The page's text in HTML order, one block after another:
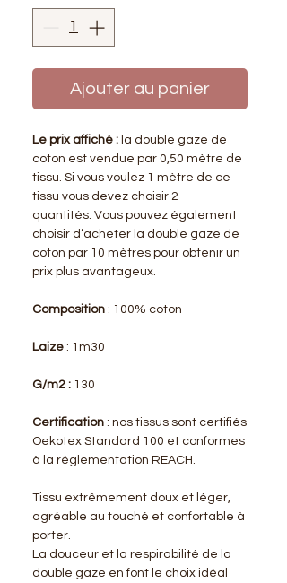
Ajouter au panier
Le prix affiché : la double gaze de
coton est vendue par 0,50 mètre de
tissu. Si vous voulez 1 mètre de ce
tissu vous devez choisir 2
quantités. Vous pouvez également
choisir d’acheter la double gaze de
coton par 10 mètres pour obtenir un
prix plus avantageux.
Composition : 100% coton
Laize : 1m30
G/m2 : 130
Certification : nos tissus sont certifiés
Oekotex Standard 100 et conformes
à la réglementation REACH.
Tissu extrêmement doux et léger,
agréable au touché et confortable à
porter.
La douceur et la respirabilité de la
double gaze en font le choix idéal